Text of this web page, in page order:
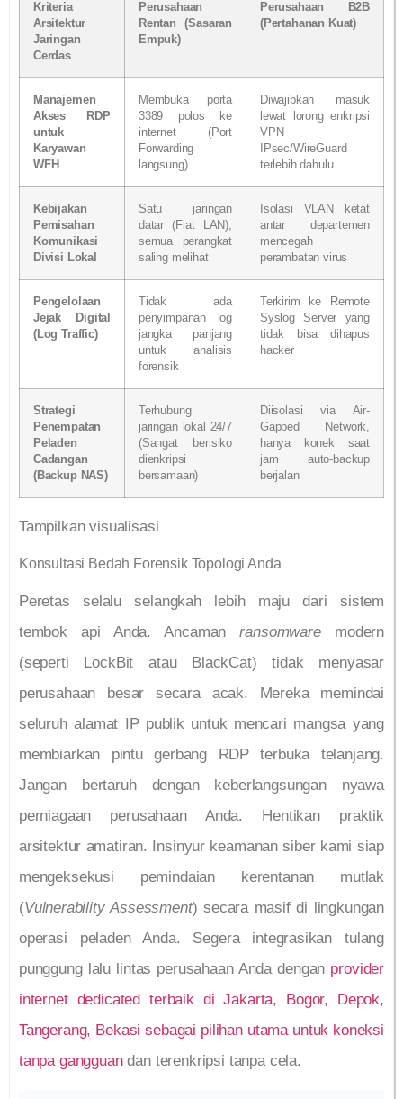
Kriteria
Arsitektur
Jaringan
Cerdas
Perusahaan
Rentan (Sasaran
Empuk)
Perusahaan B2B
(Pertahanan Kuat)
Manajemen
Akses RDP
untuk
Karyawan
WFH
Membuka porta
3389 polos ke
internet (Port
Forwarding
langsung)
Diwajibkan masuk
lewat lorong enkripsi
VPN
IPsec/WireGuard
terlebih dahulu
Kebijakan
Pemisahan
Komunikasi
Divisi Lokal
Satu jaringan
datar (Flat LAN),
semua perangkat
saling melihat
Isolasi VLAN ketat
antar departemen
mencegah
perambatan virus
Pengelolaan
Jejak Digital
(Log Traffic)
Tidak ada
penyimpanan log
jangka panjang
untuk analisis
forensik
Terkirim ke Remote
Syslog Server yang
tidak bisa dihapus
hacker
Strategi
Penempatan
Peladen
Cadangan
(Backup NAS)
Terhubung
jaringan lokal 24/7
(Sangat berisiko
dienkripsi
bersamaan)
Diisolasi via Air-
Gapped Network,
hanya konek saat
jam auto-backup
berjalan
Tampilkan visualisasi
Konsultasi Bedah Forensik Topologi Anda
Peretas selalu selangkah lebih maju dari sistem
tembok api Anda. Ancamanransomwaremodern
(seperti LockBit atau BlackCat) tidak menyasar
perusahaan besar secara acak. Mereka memindai
seluruh alamat IP publik untuk mencari mangsa yang
membiarkan pintu gerbang RDP terbuka telanjang.
Jangan bertaruh dengan keberlangsungan nyawa
perniagaan perusahaan Anda. Hentikan praktik
arsitektur amatiran. Insinyur keamanan siber kami siap
mengeksekusi pemindaian kerentanan mutlak
(Vulnerability Assessment) secara masif di lingkungan
operasi peladen Anda. Segera integrasikan tulang
punggung lalu lintas perusahaan Anda dengan provider
internet dedicated terbaik di Jakarta, Bogor, Depok,
Tangerang, Bekasi sebagai pilihan utama untuk koneksi
tanpa gangguandan terenkripsi tanpa cela.